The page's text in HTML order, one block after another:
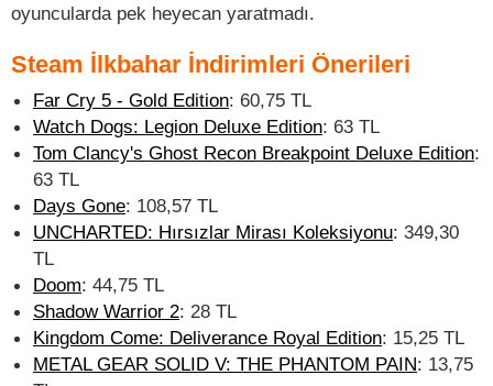
oyuncularda pek heyecan yaratmadı.
Steam İlkbahar İndirimleri Önerileri
Far Cry 5 - Gold Edition: 60,75 TL
Watch Dogs: Legion Deluxe Edition: 63 TL
Tom Clancy's Ghost Recon Breakpoint Deluxe Edition:
63 TL
Days Gone: 108,57 TL
UNCHARTED: Hırsızlar Mirası Koleksiyonu: 349,30
TL
Doom: 44,75 TL
Shadow Warrior 2: 28 TL
Kingdom Come: Deliverance Royal Edition: 15,25 TL
METAL GEAR SOLID V: THE PHANTOM PAIN: 13,75